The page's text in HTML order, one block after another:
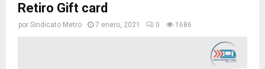
Retiro Gift card
por Sindicato Metro 7 enero, 2021 0 1686